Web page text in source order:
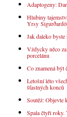
Adaptogeny:
Hlubiny
Yrsy
Jak daleko
Vždycky něco
porcelánu
Co znamená být
Letošní léto
šťastných konců
Soutěž: Objevte
Spala čtyři roky.